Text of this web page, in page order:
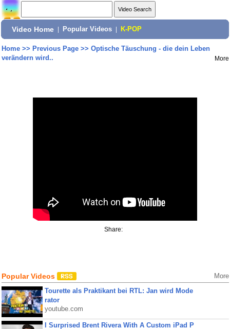
Video Home Popular Videos K-POP
Home>> Previous Page>> Optische Täuschung - die dein Leben
verändern wird..
More
Share:
Popular Videos More
Tourette als Praktikant bei RTL: Jan wird Mode
rator
youtube.com
I Surprised Brent Rivera With A Custom iPad P